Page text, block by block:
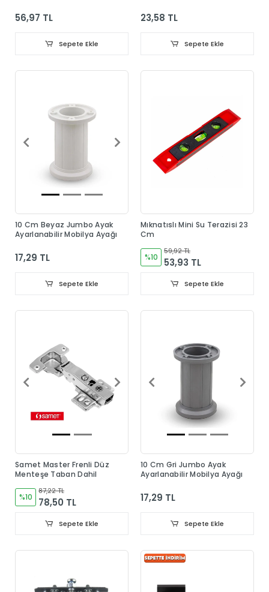
56,97 TL
Sepete Ekle
23,58 TL
Sepete Ekle
10 Cm Beyaz Jumbo Ayak
Ayarlanabilir Mobilya Ayağı
17,29 TL
Sepete Ekle
Mıknatıslı Mini Su Terazisi 23
Cm
%10
59,92 TL
53,93 TL
Sepete Ekle
Samet Master Frenli Düz
Menteşe Taban Dahil
%10
87,22 TL
78,50 TL
Sepete Ekle
10 Cm Gri Jumbo Ayak
Ayarlanabilir Mobilya Ayağı
17,29 TL
Sepete Ekle